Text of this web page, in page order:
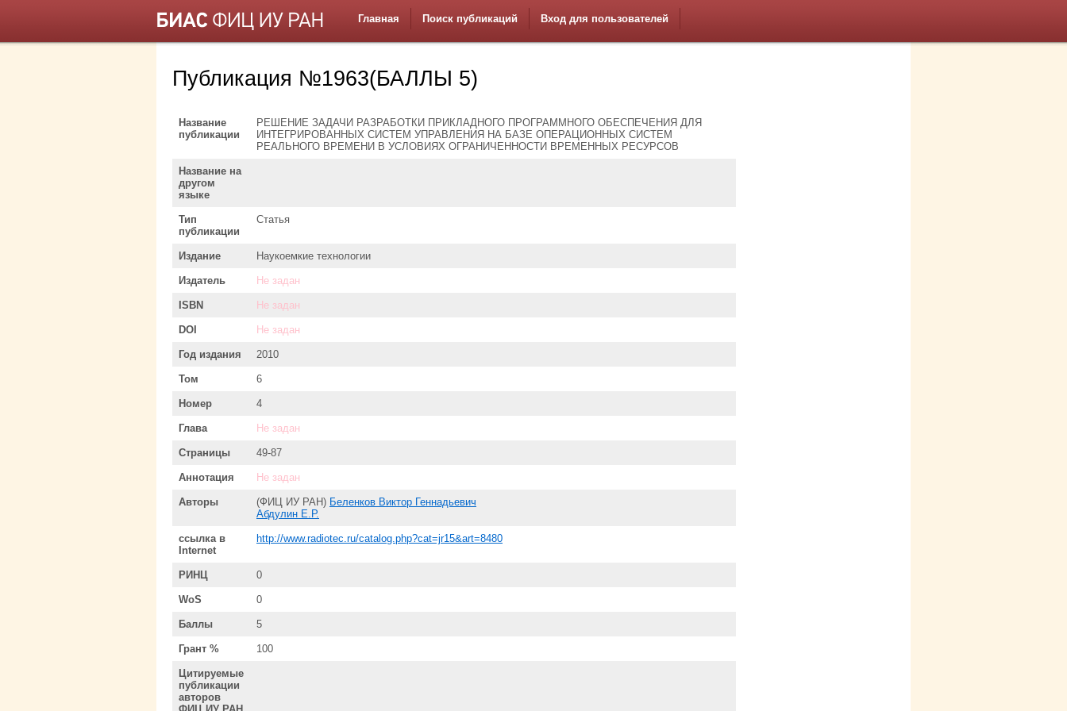
Главная Поиск публикаций Вход для пользователей
Публикация №1963(БАЛЛЫ 5)
Название
публикации
РЕШЕНИЕ ЗАДАЧИ РАЗРАБОТКИ ПРИКЛАДНОГО ПРОГРАММНОГО ОБЕСПЕЧЕНИЯ ДЛЯ
ИНТЕГРИРОВАННЫХ СИСТЕМ УПРАВЛЕНИЯ НА БАЗЕ ОПЕРАЦИОННЫХ СИСТЕМ
РЕАЛЬНОГО ВРЕМЕНИ В УСЛОВИЯХ ОГРАНИЧЕННОСТИ ВРЕМЕННЫХ РЕСУРСОВ
Название на
другом
языке
Тип
публикации
Статья
Издание Наукоемкие технологии
Издатель Не задан
ISBN Не задан
DOI Не задан
Год издания 2010
Том 6
Номер 4
Глава Не задан
Страницы 49-87
Аннотация Не задан
Авторы (ФИЦ ИУ РАН) Беленков Виктор Геннадьевич
Абдулин Е.Р.
ссылка в
Internet
http://www.radiotec.ru/catalog.php?cat=jr15&art=8480
РИНЦ 0
WoS 0
Баллы 5
Грант % 100
Цитируемые
публикации
авторов